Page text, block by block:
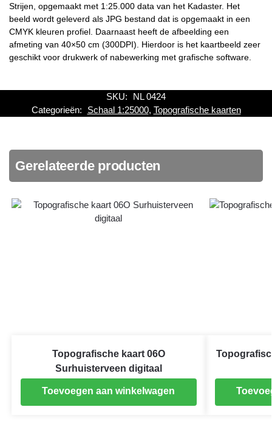
Strijen, opgemaakt met 1:25.000 data van het Kadaster. Het
beeld wordt geleverd als JPG bestand dat is opgemaakt in een
CMYK kleuren profiel. Daarnaast heeft de afbeelding een
afmeting van 40×50 cm (300DPI). Hierdoor is het kaartbeeld zeer
geschikt voor drukwerk of nabewerking met grafische software.
SKU:
NL 0424
Categorieën:
Schaal 1:25000, Topografische kaarten
Gerelateerde producten
Topografische kaart 06O
Surhuisterveen digitaal
Toevoegen aan winkelwagen